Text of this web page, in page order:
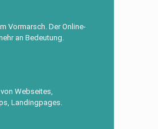
Vormarsch. Der Online-
an Bedeutung.
Webseites,
Landingpages.